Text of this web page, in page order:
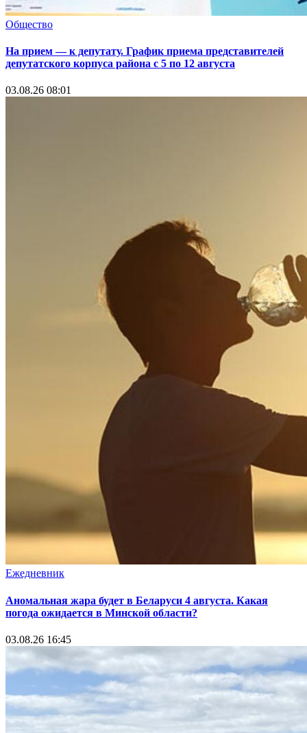
Общество
На прием — к депутату. График приема представителей
депутатского корпуса района с 5 по 12 августа
03.08.26 08:01
Ежедневник
Аномальная жара будет в Беларуси 4 августа. Какая
погода ожидается в Минской области?
03.08.26 16:45